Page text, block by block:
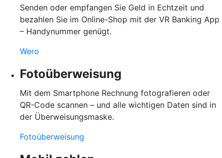
Senden oder empfangen Sie Geld in Echtzeit und
bezahlen Sie im Online-Shop mit der VR Banking App
– Handynummer genügt.
Wero
Fotoüberweisung
Mit dem Smartphone Rechnung fotografieren oder
QR-Code scannen – und alle wichtigen Daten sind in
der Überweisungsmaske.
Fotoüberweisung